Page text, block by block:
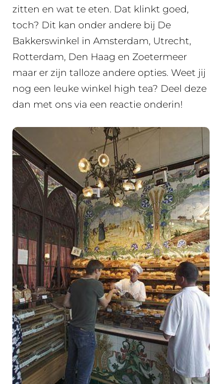
zitten en wat te eten. Dat klinkt goed,
toch? Dit kan onder andere bij De
Bakkerswinkel in Amsterdam, Utrecht,
Rotterdam, Den Haag en Zoetermeer
maar er zijn talloze andere opties. Weet jij
nog een leuke winkel high tea? Deel deze
dan met ons via een reactie onderin!